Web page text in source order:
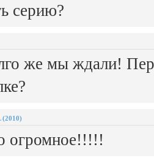
серию?
же мы ждали!
(2010)
огромное!!!!!